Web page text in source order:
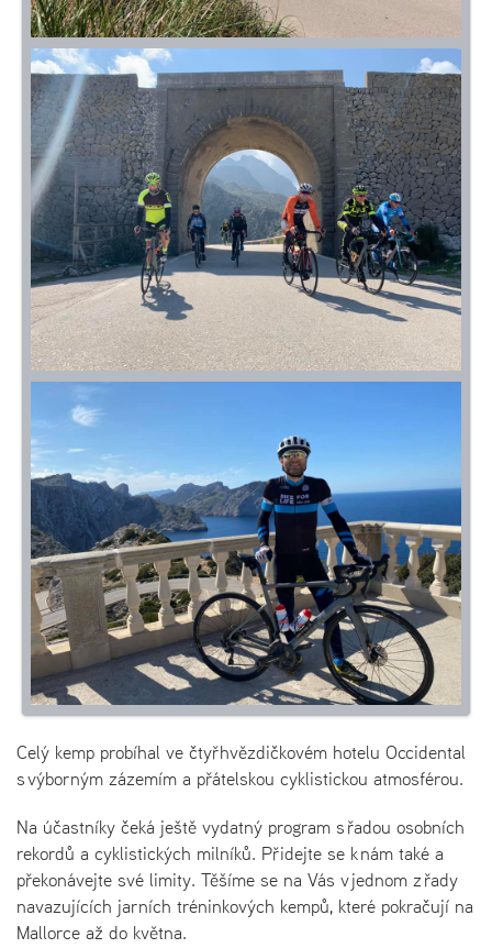
Celý kemp probíhal ve čtyřhvězdičkovém hotelu Occidental
s výborným zázemím a přátelskou cyklistickou atmosférou.
Na účastníky čeká ještě vydatný program s řadou osobních
rekordů a cyklistických milníků. Přidejte se k nám také a
překonávejte své limity. Těšíme se na Vás v jednom z řady
navazujících jarních tréninkových kempů, které pokračují na
Mallorce až do května.